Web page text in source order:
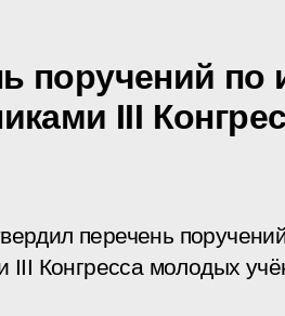
поручений по
III
перечень
III Конгресса молодых